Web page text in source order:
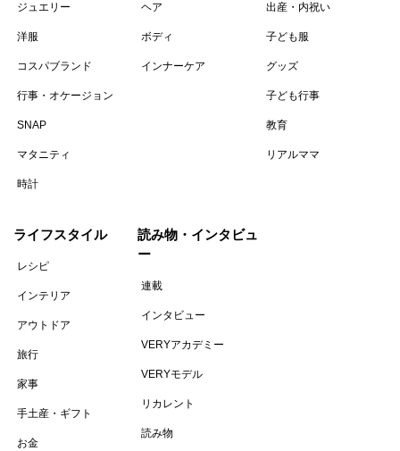
ジュエリー
洋服
コスパブランド
行事・オケージョン
SNAP
マタニティ
時計
ヘア
ボディ
インナーケア
出産・内祝い
子ども服
グッズ
子ども行事
教育
リアルママ
ライフスタイル
レシピ
インテリア
アウトドア
旅行
家事
手土産・ギフト
お金
読み物・インタビュ
ー
連載
インタビュー
VERYアカデミー
VERYモデル
リカレント
読み物